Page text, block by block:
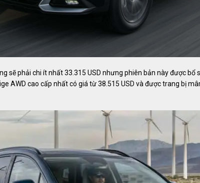
sẽ phải chi ít nhất 33.315 USD nhưng phiên bản này được
AWD cao cấp nhất có giá từ 38.515 USD và được trang bị